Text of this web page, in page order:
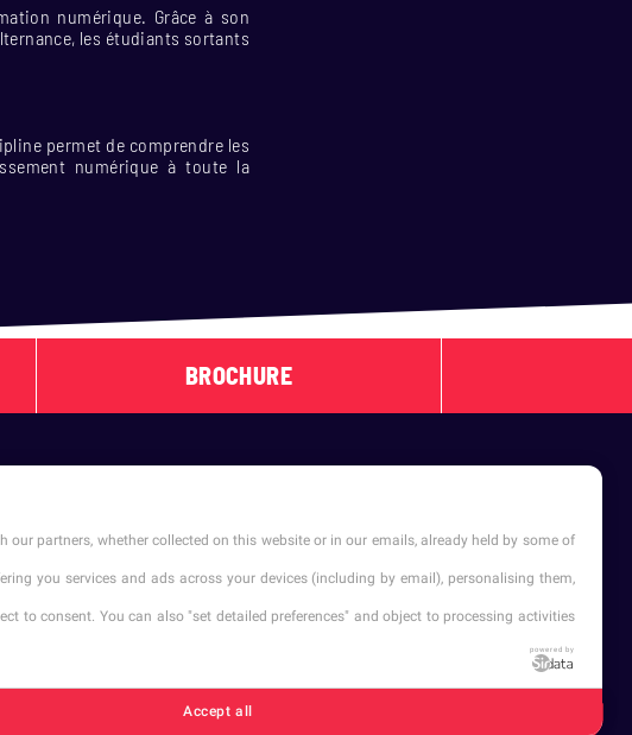
numérique. Grâce à son
les étudiants sortants
permet de comprendre les
numérique à toute la
BROCHURE
Dernière mise à jour : Septembre 2025
partners, whether collected on this website or in our emails, already held by some of
you services and ads across your devices (including by email), personalising them,
to consent. You can also "set detailed preferences" and object to processing activities
powered by
Accept all